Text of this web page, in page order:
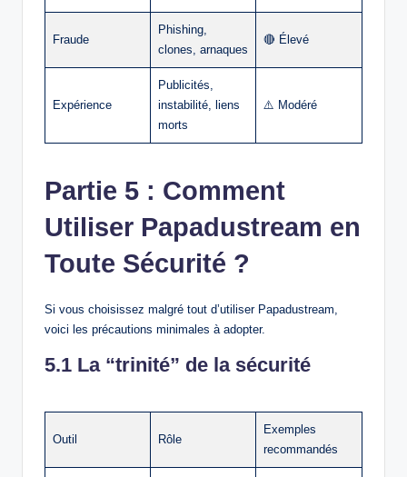
Fraude
Phishing,
clones, arnaques
🔴 Élevé
Expérience
Publicités,
instabilité, liens
morts
⚠️ Modéré
Partie 5 : Comment
Utiliser Papadustream en
Toute Sécurité ?
Si vous choisissez malgré tout d’utiliser Papadustream,
voici les précautions minimales à adopter.
5.1 La “trinité” de la sécurité
Outil Rôle
Exemples
recommandés